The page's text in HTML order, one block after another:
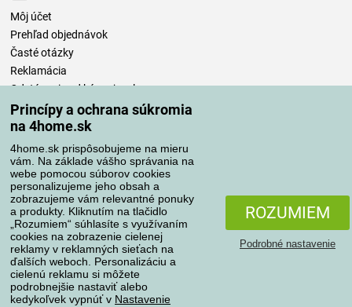
Princípy a ochrana súkromia
na 4home.sk
4home.sk prispôsobujeme na mieru
vám. Na základe vášho správania na
webe pomocou súborov cookies
personalizujeme jeho obsah a
zobrazujeme vám relevantné ponuky
a produkty. Kliknutím na tlačidlo
„Rozumiem“ súhlasíte s využívaním
cookies na zobrazenie cielenej
reklamy v reklamných sieťach na
ďalších weboch. Personalizáciu a
cielenú reklamu si môžete
podrobnejšie nastaviť alebo
kedykoľvek vypnúť v Nastavenie
ROZUMIEM
Podrobné nastavenie
Môj účet
Prehľad objednávok
Časté otázky
Reklamácia
Odstúpenie od kúpnej zmluvy
Pravidlá spracovania recenzií
Spôsoby dopravy
Spôsoby platby
Spoľahlivý obchod